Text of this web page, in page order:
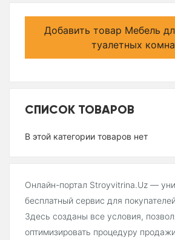
Добавить товар Мебель
туалетных
СПИСОК ТОВАРОВ
В этой категории товаров нет
Онлайн-портал Stroyvitrina.Uz —
бесплатный сервис для
Здесь созданы все условия,
оптимизировать процедуру